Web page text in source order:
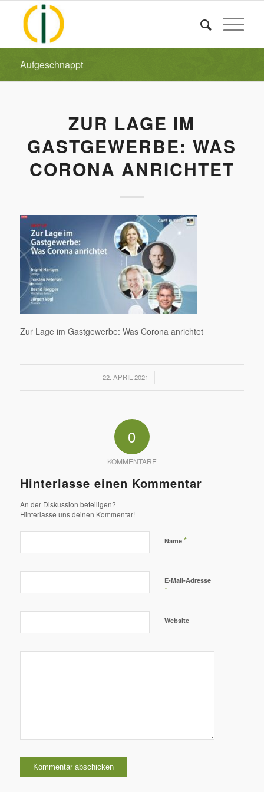
Aufgeschnappt
ZUR LAGE IM
GASTGEWERBE: WAS
CORONA ANRICHTET
Zur Lage im Gastgewerbe: Was Corona anrichtet
22. APRIL 2021
/
0
KOMMENTARE
Hinterlasse einen Kommentar
An der Diskussion beteiligen?
Hinterlasse uns deinen Kommentar!
Name *
E-Mail-Adresse
*
Website